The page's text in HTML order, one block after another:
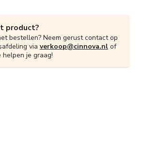
product?
bestellen? Neem gerust contact op
via verkoop@cinnova.nl of
helpen je graag!